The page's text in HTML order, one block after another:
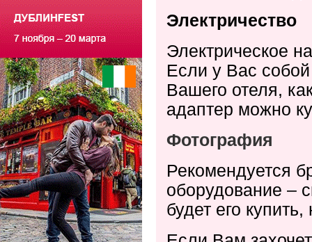
Электричество
Электрическое
Если у Вас
Вашего отеля,
адаптер можно
Фотография
Рекомендуется
оборудование –
будет его